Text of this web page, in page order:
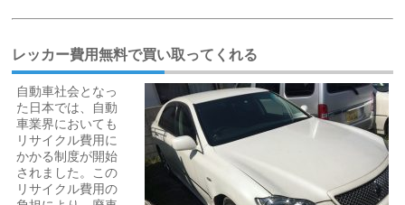
レッカー費用無料で買い取ってくれる
自動車社会となっ
た日本では、自動
車業界においても
リサイクル費用に
かかる制度が開始
されました。この
リサイクル費用の